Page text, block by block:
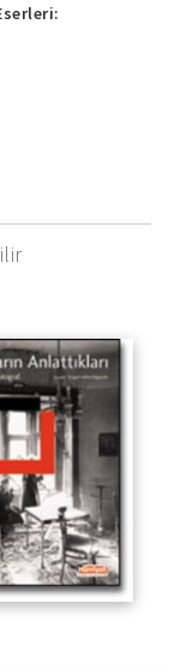
Arşivinden 62
Yazar, 62 Yazı